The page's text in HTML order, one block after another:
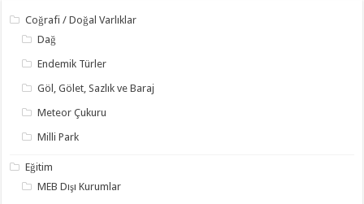
Coğrafi / Doğal Varlıklar
Dağ
Endemik Türler
Göl, Gölet, Sazlık ve Baraj
Meteor Çukuru
Milli Park
Eğitim
MEB Dışı Kurumlar